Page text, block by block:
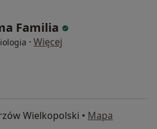
Familia
· Więcej
Wielkopolski • Mapa